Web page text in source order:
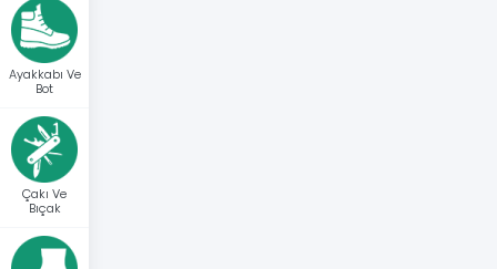
Ayakkabı Ve
Bot
Çakı Ve
Bıçak